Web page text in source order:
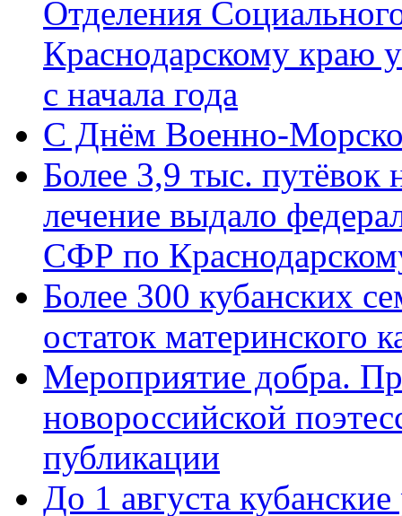
Отделения
Краснодарскому краю
с начала года
C Днём Военно-
Более 3,9 тыс. путёвок
лечение выдало
СФР по
Более 300 кубанских
остаток материнского
Мероприятие добра.
новороссийской
публикации
До 1 августа